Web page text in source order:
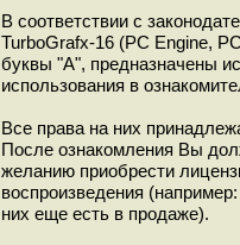
В соответствии с
TurboGrafx-16 (PC Engine,
буквы "A", предназначены
использования в
Все права на них
После ознакомления Вы
желанию приобрести
воспроизведения
них еще есть в продаже).